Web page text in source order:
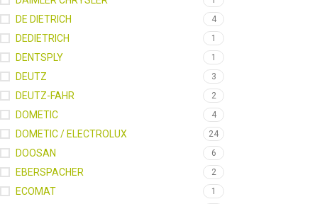
DE DIETRICH 4
DEDIETRICH 1
DENTSPLY 1
DEUTZ 3
DEUTZ-FAHR 2
DOMETIC 4
DOMETIC / ELECTROLUX 24
DOOSAN 6
EBERSPACHER 2
ECOMAT 1